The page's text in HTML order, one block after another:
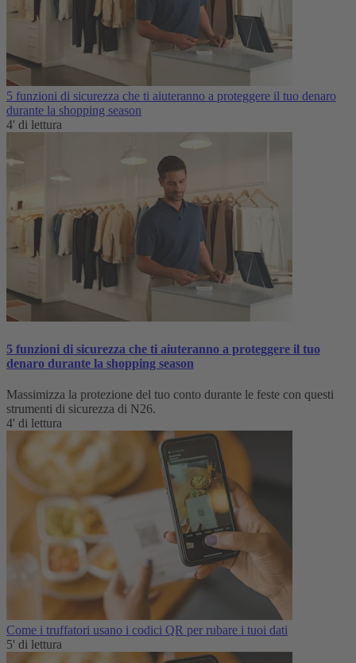
5 funzioni di sicurezza che ti aiuteranno a proteggere il tuo denaro
durante la shopping season
4' di lettura
5 funzioni di sicurezza che ti aiuteranno a proteggere il tuo
denaro durante la shopping season
Massimizza la protezione del tuo conto durante le feste con questi
strumenti di sicurezza di N26.
4' di lettura
Come i truffatori usano i codici QR per rubare i tuoi dati
5' di lettura